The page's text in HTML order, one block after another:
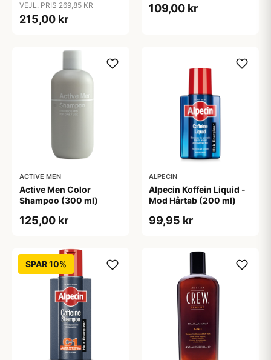
VEJL. PRIS 269,85 KR
215,00 kr
109,00 kr
ACTIVE MEN
Active Men Color
Shampoo (300 ml)
125,00 kr
ALPECIN
Alpecin Koffein Liquid -
Mod Hårtab (200 ml)
99,95 kr
SPAR 10%